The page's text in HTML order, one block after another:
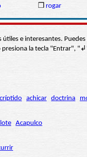
❒ rogar
e interesantes.
presiona la tecla
críptido achicar doctrina
Acapulco